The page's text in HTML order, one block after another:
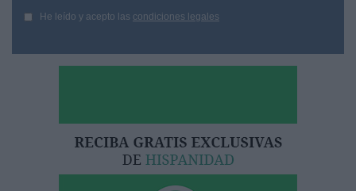
He leído y acepto las condiciones legales